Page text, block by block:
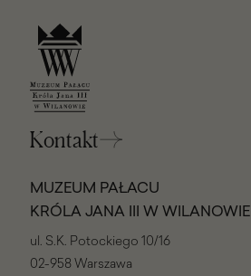
Kontakt
MUZEUM PAŁACU
KRÓLA JANA III W WILANOWIE
ul. S.K. Potockiego 10/16
02-958 Warszawa